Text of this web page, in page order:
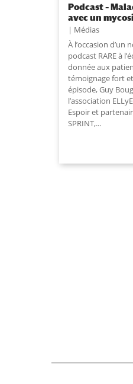
Podcast –
avec un
Médias
À l’occasion d’un
podcast RARE à
donnée aux
témoignage fort
épisode, Guy
l’association
Espoir et
SPRINT,...